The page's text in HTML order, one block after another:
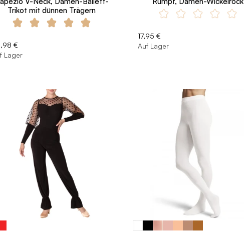
Trikot mit dünnen Trägern
€
Lager
17,95 €
Auf Lager